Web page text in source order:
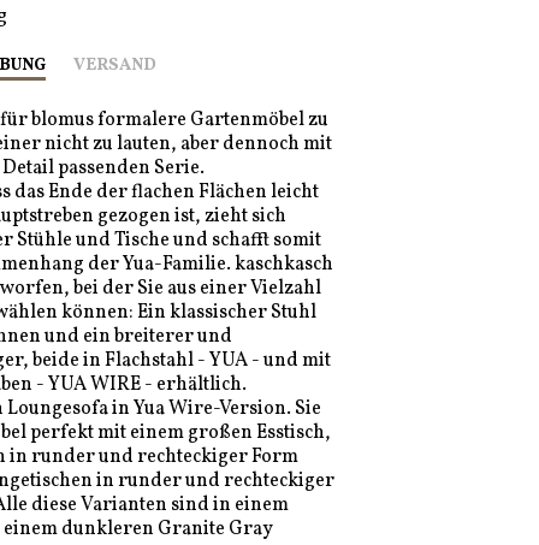
VERSAND
blomus formalere Gartenmöbel zu
nicht zu lauten, aber dennoch mit
passenden Serie.
das Ende der flachen Flächen leicht
gezogen ist, zieht sich
Stühle und Tische und schafft somit
der Yua-Familie. kaschkasch
bei der Sie aus einer Vielzahl
können: Ein klassischer Stuhl
und ein breiterer und
beide in Flachstahl - YUA - und mit
- YUA WIRE - erhältlich.
in Yua Wire-Version. Sie
perfekt mit einem großen Esstisch,
in runder und rechteckiger Form
in runder und rechteckiger
diese Varianten sind in einem
dunkleren Granite Gray